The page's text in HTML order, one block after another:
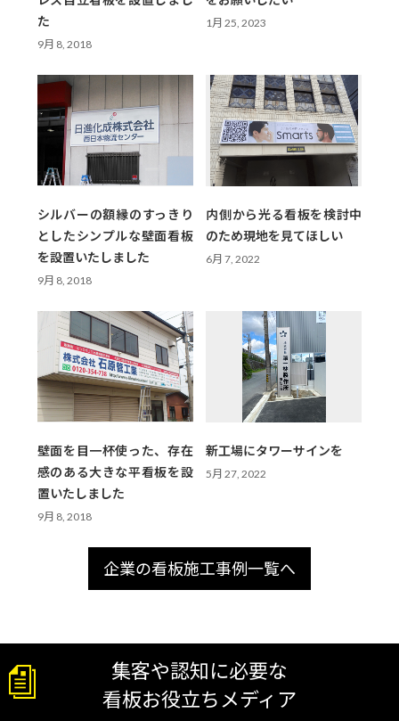
た
9月 8, 2018
1月 25, 2023
シルバーの額縁のすっきり
としたシンプルな壁面看板
を設置いたしました
9月 8, 2018
内側から光る看板を検討中
のため現地を見てほしい
6月 7, 2022
壁面を目一杯使った、存在
感のある大きな平看板を設
置いたしました
9月 8, 2018
新工場にタワーサインを
5月 27, 2022
企業の看板施工事例一覧へ
集客や認知に必要な
看板お役立ちメディア